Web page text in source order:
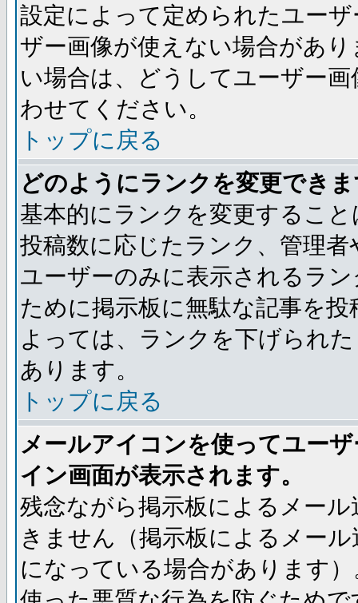
設定によって定められたユー
ザー画像が使えない場合があ
い場合は、どうしてユーザー
わせてください。
トップに戻る
どのようにランクを変更でき
基本的にランクを変更するこ
投稿数に応じたランク、管理
ユーザーのみに表示されるラ
ために掲示板に無駄な記事を
よっては、ランクを下げられ
あります。
トップに戻る
メールアイコンを使ってユー
イン画面が表示されます。
残念ながら掲示板によるメー
きません（掲示板によるメー
になっている場合があります